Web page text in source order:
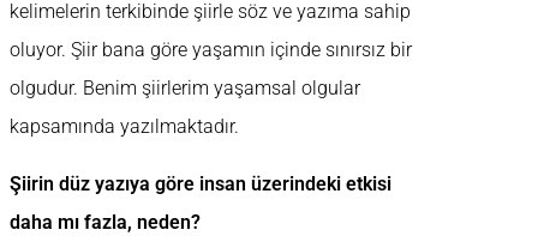
kelimelerin terkibinde şiirle söz ve yazıma sahip
oluyor. Şiir bana göre yaşamın içinde sınırsız bir
olgudur. Benim şiirlerim yaşamsal olgular
kapsamında yazılmaktadır.
Şiirin düz yazıya göre insan üzerindeki etkisi
daha mı fazla, neden?